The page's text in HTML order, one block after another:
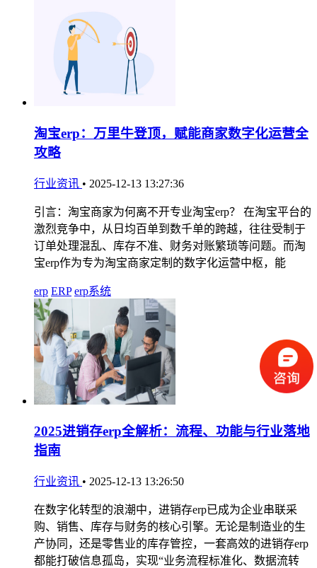
淘宝erp：万里牛登顶，赋能商家数字化运营全
攻略
行业资讯 • 2025-12-13 13:27:36
引言：淘宝商家为何离不开专业淘宝erp？ 在淘宝平台的
激烈竞争中，从日均百单到数千单的跨越，往往受制于
订单处理混乱、库存不准、财务对账繁琐等问题。而淘
宝erp作为专为淘宝商家定制的数字化运营中枢，能
erp ERP erp系统
2025进销存erp全解析：流程、功能与行业落地
指南
行业资讯 • 2025-12-13 13:26:50
在数字化转型的浪潮中，进销存erp已成为企业串联采
购、销售、库存与财务的核心引擎。无论是制造业的生
产协同，还是零售业的库存管控，一套高效的进销存erp
都能打破信息孤岛，实现“业务流程标准化、数据流转